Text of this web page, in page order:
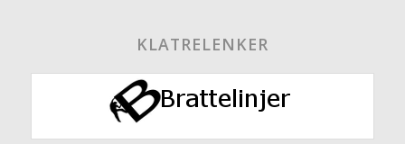
KLATRELENKER